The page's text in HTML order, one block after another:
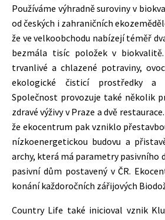
Používáme výhradně suroviny v
od českých i zahraničních
že ve velkoobchodu nabízejí téměř
bezmála tisíc položek v
trvanlivé a chlazené potraviny,
ekologické čisticí prostředky a
Společnost provozuje také několik
zdravé výživy v Praze a dvě
že ekocentrum pak vzniklo
nízkoenergetickou budovu a
archy, která má parametry pasivního
pasivní dům postavený v ČR.
konání každoročních zářijových
Country Life také inicioval vznik